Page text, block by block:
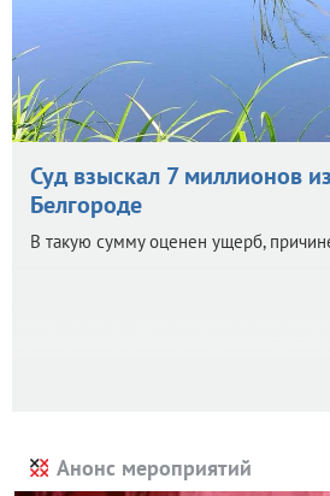
Суд взыскал 7 миллионов
Белгороде
В такую сумму оценен ущерб,
Анонс мероприятий